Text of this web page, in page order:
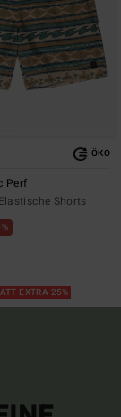
ÖKO
Perf
Shorts
EXTRA 25%